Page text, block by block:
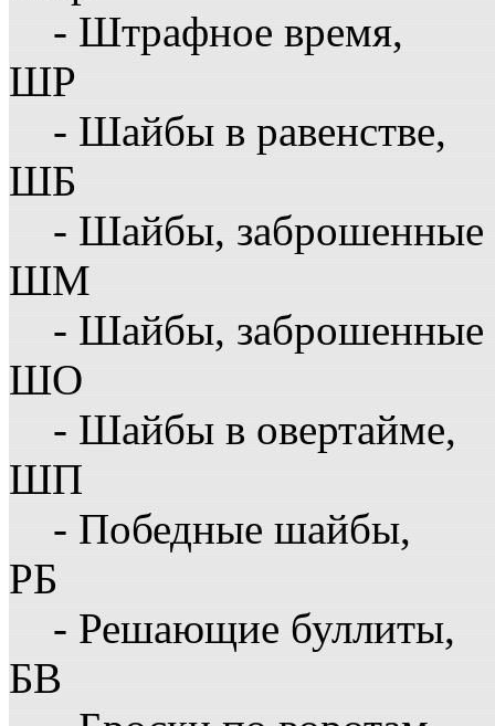
- Штрафное время,
ШР
- Шайбы в равенстве,
ШБ
- Шайбы, заброшенные
ШМ
- Шайбы, заброшенные
ШО
- Шайбы в овертайме,
ШП
- Победные шайбы,
РБ
- Решающие буллиты,
БВ